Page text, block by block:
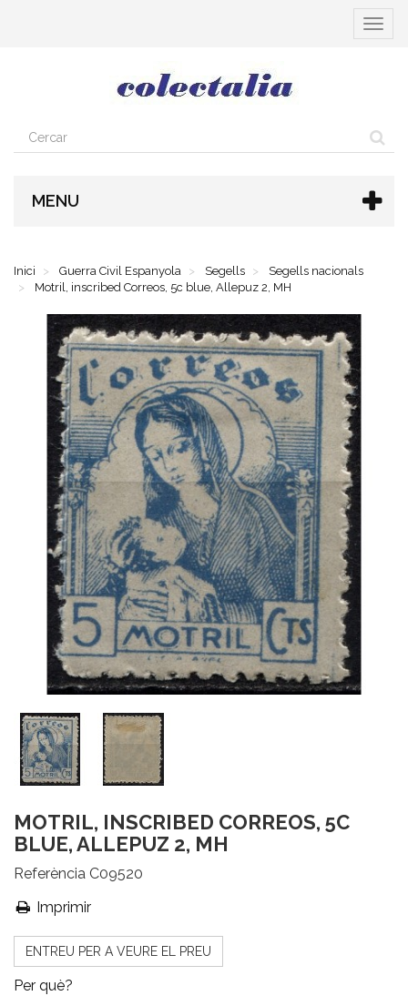
Toggle
MENU
Inici Guerra Civil Espanyola Segells
Segells nacionals
Motril, inscribed Correos, 5c blue, Allepuz 2, MH
MOTRIL, INSCRIBED CORREOS, 5C
BLUE, ALLEPUZ 2, MH
Referència C09520
Imprimir
ENTREU PER A VEURE EL PREU
Per què?